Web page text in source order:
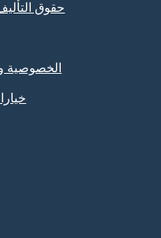
حقوق
الخصوصية